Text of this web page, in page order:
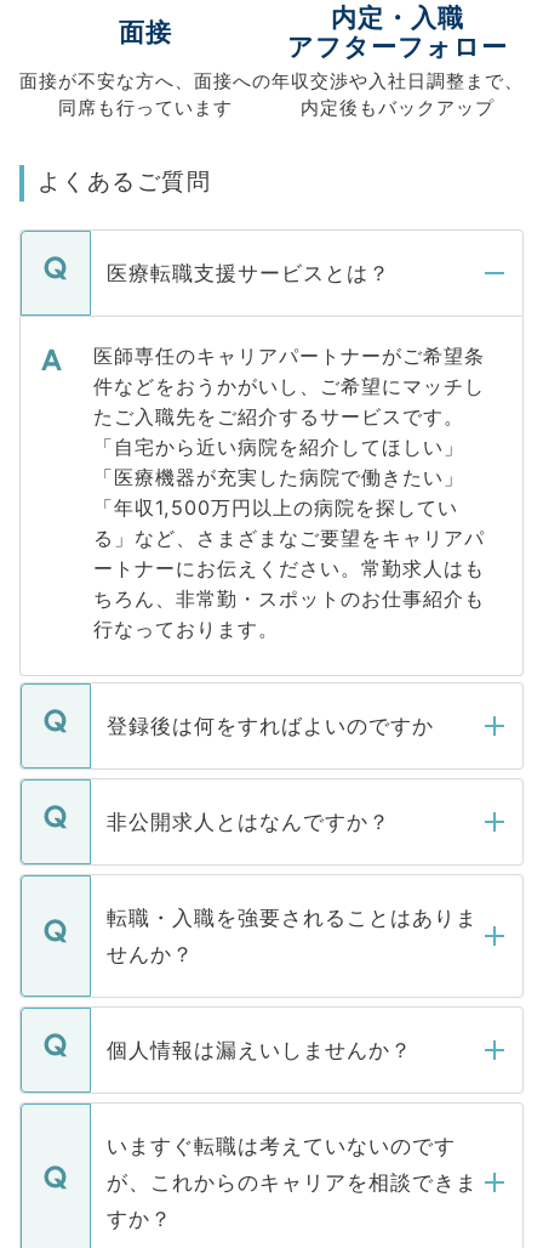
面接
面接が不安な方へ、 面接への
同席も行っています
内定・入職
アフターフォロー
年収交渉や入社日調整まで、
内定後もバックアップ
よくあるご質問
医療転職支援サービスとは？
医師専任のキャリアパートナーがご希望条
件などをおうかがいし、ご希望にマッチし
たご入職先をご紹介するサービスです。
「自宅から近い病院を紹介してほしい」
「医療機器が充実した病院で働きたい」
「年収1,500万円以上の病院を探してい
る」など、さまざまなご要望をキャリアパ
ートナーにお伝えください。常勤求人はも
ちろん、非常勤・スポットのお仕事紹介も
行なっております。
登録後は何をすればよいのですか
ご登録いただきましたら、弊社担当者がご
登録内容を確認し、その後メールもしくは
ます。通常、5営業日以内にはご連絡をせて
いただきますので、しばらくお待ちくださ
非公開求人とはなんですか？
マイナビDOCTORで取り扱っている求人の
うち約3割は、Webサイトからご覧いただ
けない「非公開求人」です。非公開求人は
下記の理由によって、一般には公開してい
ません。
■応募殺到を避けるため 人気のある医療機
関を公にしてしまうと、応募が殺到する場
に、医療機関が求める条件に合った人材の
みを人材紹介会社に依頼するケースが増え
ています。
転職・入職を強要されることはありま
せんか？
転職・入職を強要することは一切ありませ
ん。また、仮に応募先から内定をいただい
定を承諾する必要はありません。内定先へ
の辞退の連絡はキャリアパートナーが行い
個人情報は漏えいしませんか？
個人情報が漏えいすることはありませんの
で、ご安心ください。当サイトからの登録
などで収集したご登録者様の個人情報は、
ご本人のキャリアアップおよび転職活動の
支援を目的に使用いたします。お預かりし
いますぐ転職は考えていないのです
が、これからのキャリアを相談できま
すか？